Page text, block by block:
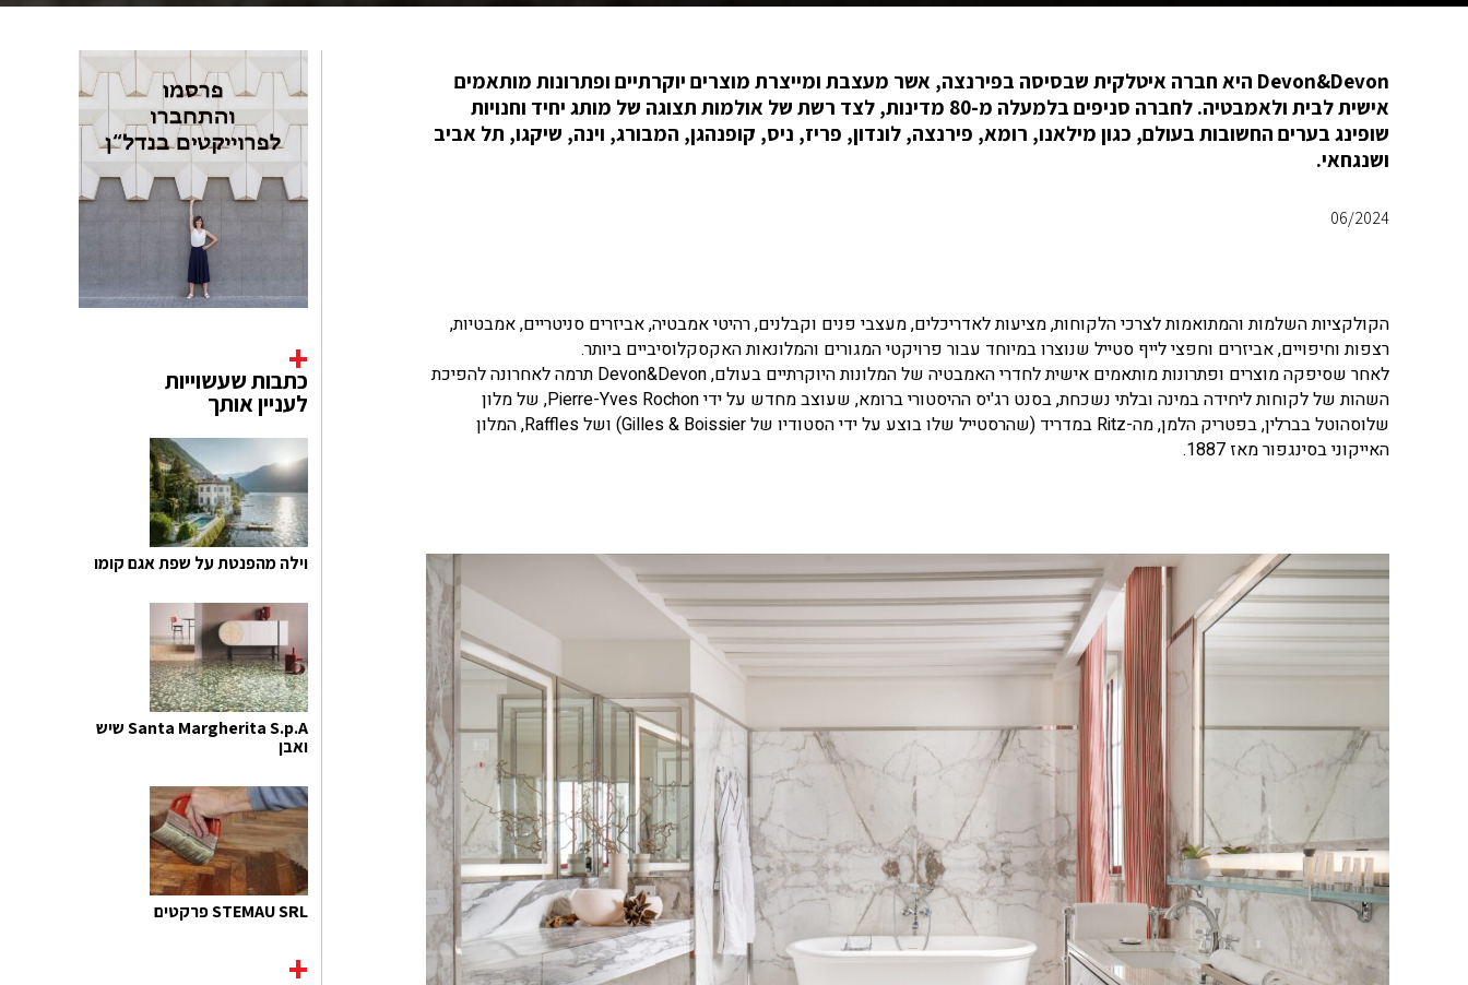
Devon&Devon היא חברה איטלקית שבסיסה בפירנצה, אשר מעצבת ומייצרת מוצרים יוקרתיים ופתרונות מותאמים
אישית לבית ולאמבטיה. לחברה סניפים בלמעלה מ-80 מדינות, לצד רשת של אולמות תצוגה של מותג יחיד וחנויות
שופינג בערים החשובות בעולם, כגון מילאנו, רומא, פירנצה, לונדון, פריז, ניס, קופנהגן, המבורג, וינה, שיקגו, תל אביב
ושנגחאי.
06/2024
הקולקציות השלמות והמתואמות לצרכי הלקוחות, מציעות לאדריכלים, מעצבי פנים וקבלנים, רהיטי אמבטיה, אביזרים סניטריים, אמבטיות,
רצפות וחיפויים, אביזרים וחפצי לייף סטייל שנוצרו במיוחד עבור פרויקטי המגורים והמלונאות האקסקלוסיביים ביותר.
לאחר שסיפקה מוצרים ופתרונות מותאמים אישית לחדרי האמבטיה של המלונות היוקרתיים בעולם, Devon&Devon תרמה לאחרונה להפיכת
השהות של לקוחות ליחידה במינה ובלתי נשכחת, בסנט רג'יס ההיסטורי ברומא, שעוצב מחדש על ידי Pierre-Yves Rochon, של מלון
שלוסהוטל בברלין, בפטריק הלמן, מה-Ritz במדריד (שהרסטייל שלו בוצע על ידי הסטודיו של Gilles & Boissier) ושל Raffles, המלון
האייקוני בסינגפור מאז 1887.
כתבות שעשוייות
לעניין אותך
וילה מהפנטת על שפת אגם קומו
Santa Margherita S.p.A שיש
ואבן
STEMAU SRL פרקטים